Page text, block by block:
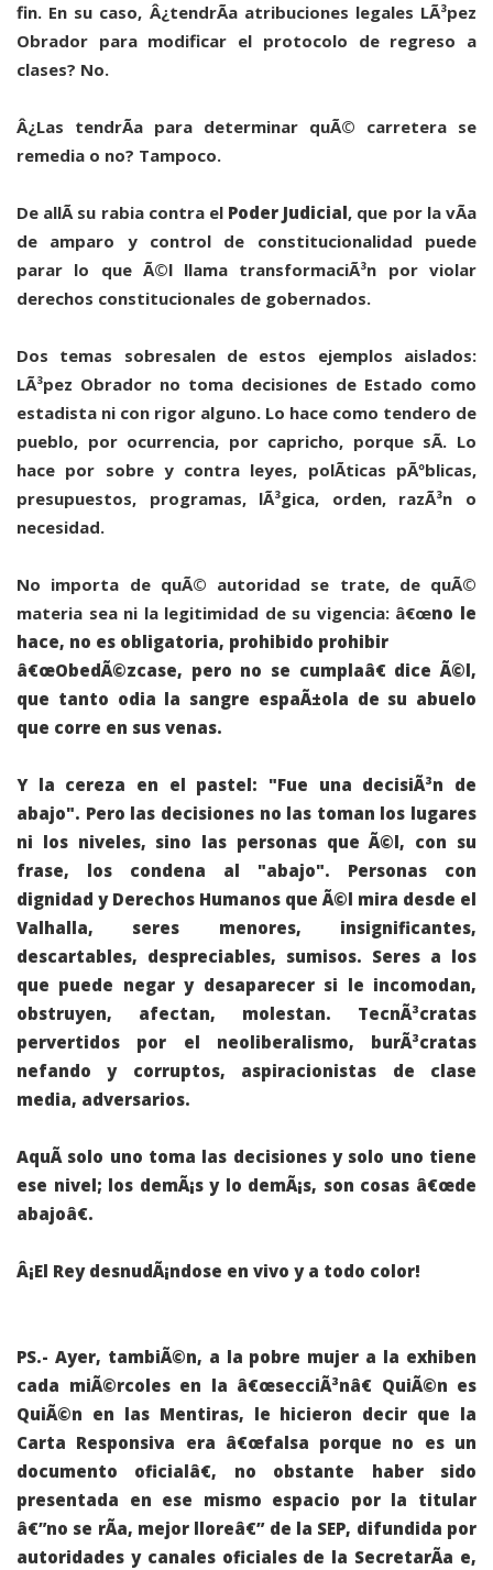
fin. En su caso, Â¿tendrÃ­a atribuciones legales LÃ³pez
Obrador para modificar el protocolo de regreso a
clases? No.
Â¿Las tendrÃ­a para determinar quÃ© carretera se
remedia o no? Tampoco.
De allÃ­ su rabia contra el Poder Judicial, que por la vÃ­a
de amparo y control de constitucionalidad puede
parar lo que Ã©l llama transformaciÃ³n por violar
derechos constitucionales de gobernados.
Dos temas sobresalen de estos ejemplos aislados:
LÃ³pez Obrador no toma decisiones de Estado como
estadista ni con rigor alguno. Lo hace como tendero de
pueblo, por ocurrencia, por capricho, porque sÃ­. Lo
hace por sobre y contra leyes, polÃ­ticas pÃºblicas,
presupuestos, programas, lÃ³gica, orden, razÃ³n o
necesidad.
No importa de quÃ© autoridad se trate, de quÃ©
materia sea ni la legitimidad de su vigencia: â€œno le
hace, no es obligatoria, prohibido prohibir
â€œObedÃ©zcase, pero no se cumplaâ€ dice Ã©l,
que tanto odia la sangre espaÃ±ola de su abuelo
que corre en sus venas.
Y la cereza en el pastel: "Fue una decisiÃ³n de
abajo". Pero las decisiones no las toman los lugares
ni los niveles, sino las personas que Ã©l, con su
frase, los condena al "abajo". Personas con
dignidad y Derechos Humanos que Ã©l mira desde el
Valhalla, seres menores, insignificantes,
descartables, despreciables, sumisos. Seres a los
que puede negar y desaparecer si le incomodan,
obstruyen, afectan, molestan. TecnÃ³cratas
pervertidos por el neoliberalismo, burÃ³cratas
nefando y corruptos, aspiracionistas de clase
media, adversarios.
AquÃ­ solo uno toma las decisiones y solo uno tiene
ese nivel; los demÃ¡s y lo demÃ¡s, son cosas â€œde
abajoâ€.
Â¡El Rey desnudÃ¡ndose en vivo y a todo color!
PS.- Ayer, tambiÃ©n, a la pobre mujer a la exhiben
cada miÃ©rcoles en la â€œsecciÃ³nâ€ QuiÃ©n es
QuiÃ©n en las Mentiras, le hicieron decir que la
Carta Responsiva era â€œfalsa porque no es un
documento oficialâ€, no obstante haber sido
presentada en ese mismo espacio por la titular
â€”no se rÃ­a, mejor lloreâ€” de la SEP, difundida por
autoridades y canales oficiales de la SecretarÃ­a e,